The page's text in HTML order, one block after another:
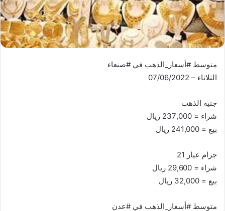
متوسط #أسعار_الذهب في #صنعاء
الثلاثاء – 07/06/2022
جنيه الذهب
شراء = 237,000 ريال
بيع = 241,000 ريال
جرام عيار 21
شراء = 29,600 ريال
بيع = 32,000 ريال
متوسط #أسعار_الذهب في #عدن